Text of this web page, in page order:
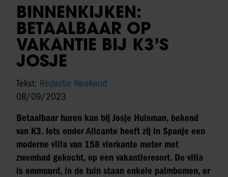
BINNENKIJKEN:
BETAALBAAR OP
VAKANTIE BIJ K3’S
JOSJE
Tekst: Redactie Weekend
08/09/2023
Betaalbaar huren kan bij Josje Huisman, bekend
van K3. Iets onder Alicante heeft zij in Spanje een
moderne villa van 158 vierkante meter met
zwembad gekocht, op een vakantieresort. De villa
is ommuurd, in de tuin staan enkele palmbomen, er